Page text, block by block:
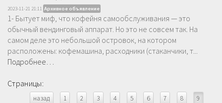
2023-11-21 21:11 Архивное объявление
1- Бытует миф, что кофейня самообслуживания — это
обычный вендинговый аппарат. Но это не совсем так. На
самом деле это небольшой островок, на котором
расположены: кофемашина, расходники (стаканчики, т...
Подробнее…
Страницы:
назад 1 2 3 4 5 6 7 8 9